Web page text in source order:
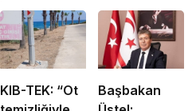
KIB-TEK: “Ot
Başbakan